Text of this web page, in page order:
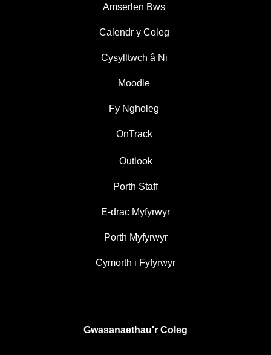
Amserlen Bws
Calendr y Coleg
Cysylltwch â Ni
Moodle
Fy Ngholeg
OnTrack
Outlook
Porth Staff
E-drac Myfyrwyr
Porth Myfyrwyr
Cymorth i Fyfyrwyr
Gwasanaethau'r Coleg